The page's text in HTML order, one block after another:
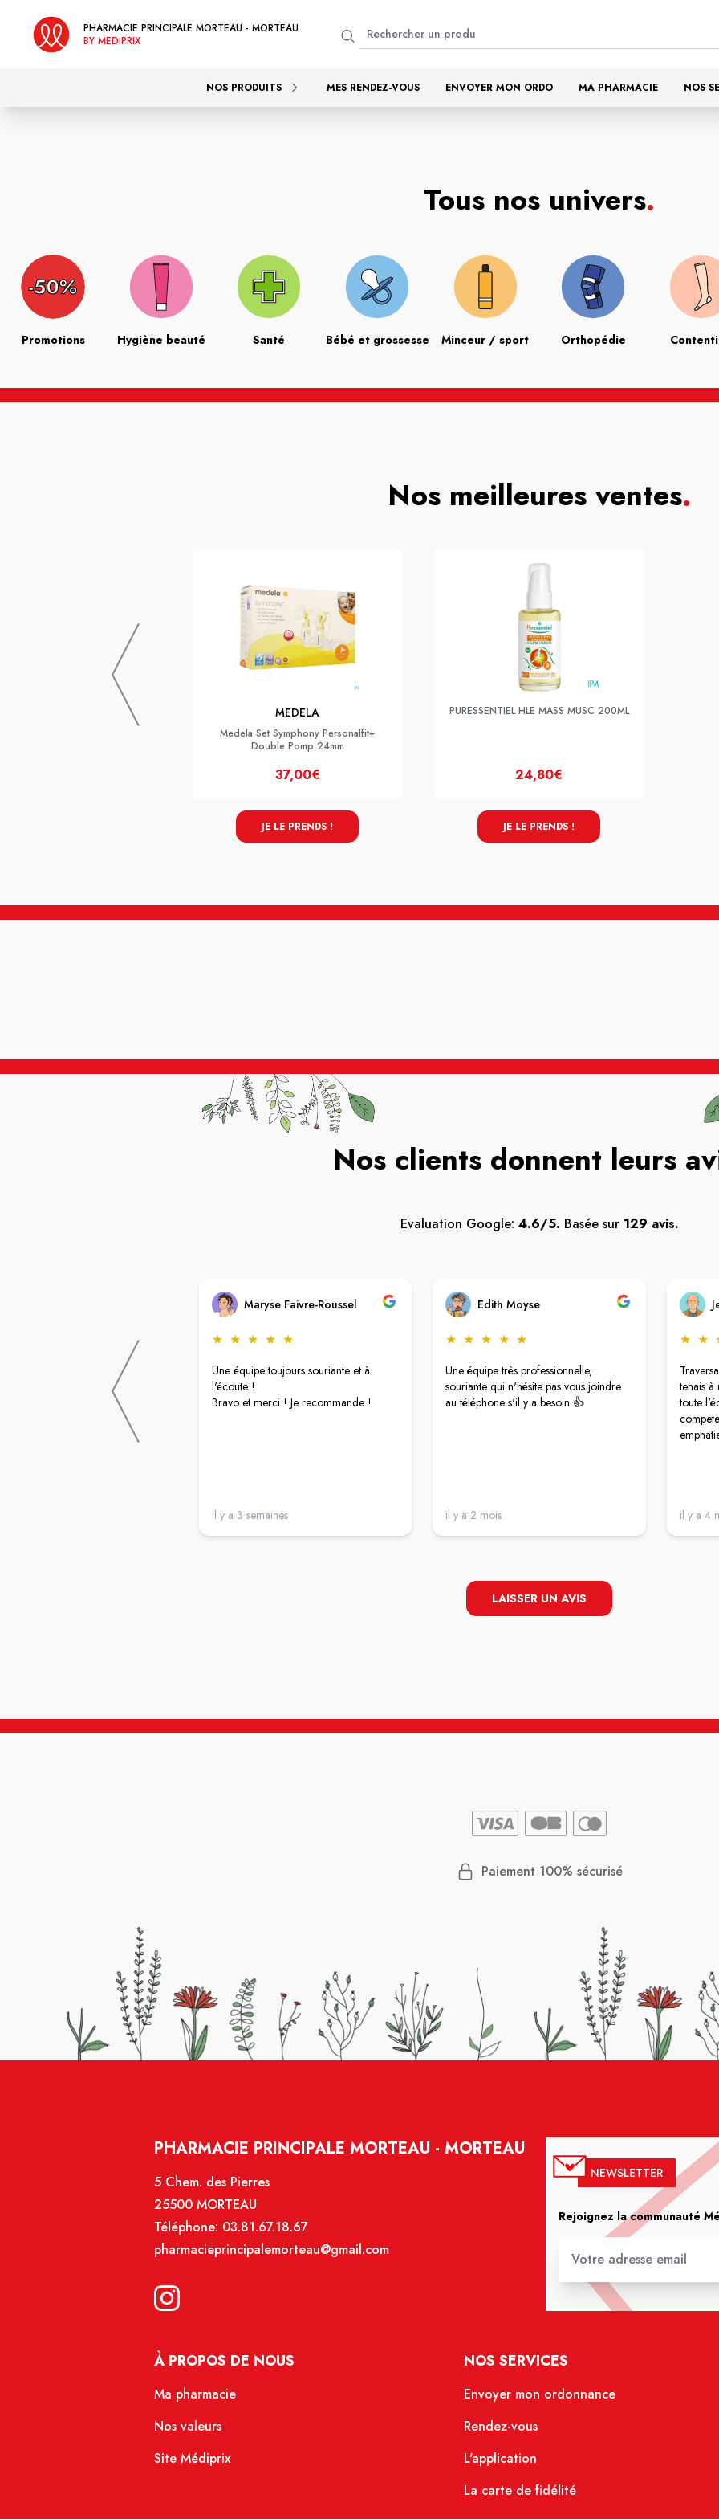
PHARMACIE PRINCIPALE MORTEAU - MORTEAU
BY MEDIPRIX
NOS PRODUITS MES RENDEZ-VOUS ENVOYER MON ORDO MA PHARMACIE NOS
Tous nos univers.
Promotions Hygiène beauté Santé Bébé et grossesse Minceur / sport Orthopédie
Nos meilleures ventes.
MEDELA
Medela Set Symphony Personalfit+
Double Pomp 24mm
37,00€
JE LE PRENDS !
PURESSENTIEL HLE MASS MUSC 200ML
24,80€
JE LE PRENDS !
Nos clients donnent leurs
Evaluation Google: 4.6/5. Basée sur 129 avis.
Maryse Faivre-Roussel
★ ★ ★ ★ ★
Une équipe toujours souriante et à
l'écoute !
Bravo et merci ! Je recommande !
il y a 3 semaines
Edith Moyse
★ ★ ★ ★ ★
Une équipe très professionnelle,
souriante qui n'hésite pas vous joindre
au téléphone s'il y a besoin 👍
il y a 2 mois
★ ★
tenais à
toute
il y a 4
LAISSER UN AVIS
Paiement 100% sécurisé
PHARMACIE PRINCIPALE MORTEAU - MORTEAU
5 Chem. des Pierres
25500 MORTEAU
Téléphone: 03.81.67.18.67
pharmacieprincipalemorteau@gmail.com
NEWSLETTER
Rejoignez la communauté
À PROPOS DE NOUS
Ma pharmacie
Nos valeurs
Site Médiprix
NOS SERVICES
Envoyer mon ordonnance
Rendez-vous
L'application
La carte de fidélité